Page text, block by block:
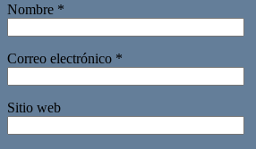
Nombre *
Correo electrónico *
Sitio web